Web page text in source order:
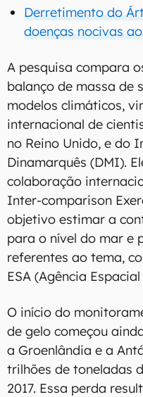
Derretimento do
doenças nocivas
A pesquisa compara
balanço de massa de
modelos climáticos,
internacional de
no Reino Unido, e do
Dinamarquês (DMI).
colaboração
Inter-comparison
objetivo estimar a
para o nível do mar e
referentes ao tema,
ESA (Agência
O início do
de gelo começou
a Groenlândia e a
trilhões de toneladas
2017. Essa perda